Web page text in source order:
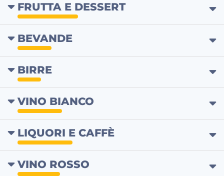
FRUTTA E DESSERT
BEVANDE
BIRRE
VINO BIANCO
LIQUORI E CAFFÈ
VINO ROSSO